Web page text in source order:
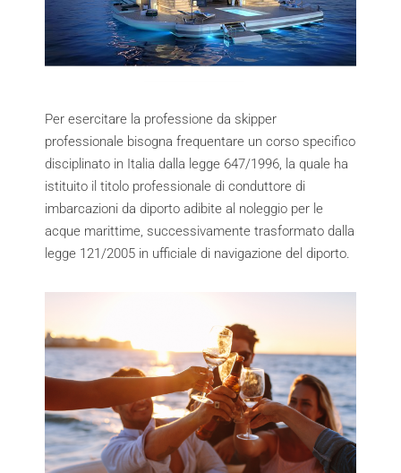
Per esercitare la professione da skipper
professionale bisogna frequentare un corso specifico
disciplinato in Italia dalla legge 647/1996, la quale ha
istituito il titolo professionale di conduttore di
imbarcazioni da diporto adibite al noleggio per le
acque marittime, successivamente trasformato dalla
legge 121/2005 in ufficiale di navigazione del diporto.